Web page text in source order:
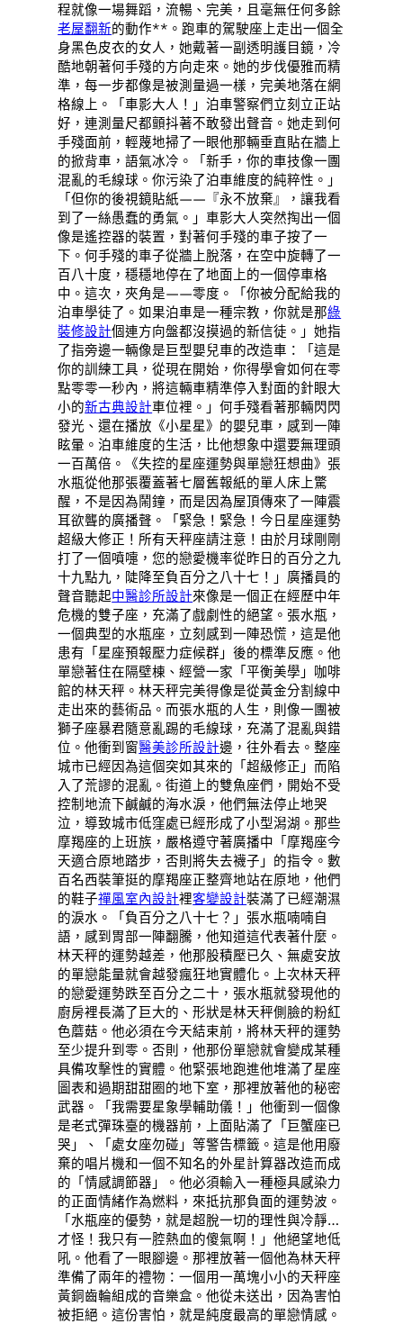
程就像一場舞蹈，流暢、完美，且毫無任何多餘
老屋翻新的動作**。跑車的駕駛座上走出一個全
身黑色皮衣的女人，她戴著一副透明護目鏡，冷
酷地朝著何手殘的方向走來。她的步伐優雅而精
準，每一步都像是被測量過一樣，完美地落在網
格線上。「車影大人！」泊車警察們立刻立正站
好，連測量尺都顫抖著不敢發出聲音。她走到何
手殘面前，輕蔑地掃了一眼他那輛垂直貼在牆上
的掀背車，語氣冰冷。「新手，你的車技像一團
混亂的毛線球。你污染了泊車維度的純粹性。」
「但你的後視鏡貼紙——『永不放棄』，讓我看
到了一絲愚蠢的勇氣。」車影大人突然掏出一個
像是遙控器的裝置，對著何手殘的車子按了一
下。何手殘的車子從牆上脫落，在空中旋轉了一
百八十度，穩穩地停在了地面上的一個停車格
中。這次，夾角是——零度。「你被分配給我的
泊車學徒了。如果泊車是一種宗教，你就是那綠
裝修設計個連方向盤都沒摸過的新信徒。」她指
了指旁邊一輛像是巨型嬰兒車的改造車：「這是
你的訓練工具，從現在開始，你得學會如何在零
點零零一秒內，將這輛車精準停入對面的針眼大
小的新古典設計車位裡。」何手殘看著那輛閃閃
發光、還在播放《小星星》的嬰兒車，感到一陣
眩暈。泊車維度的生活，比他想象中還要無理頭
一百萬倍。《失控的星座運勢與單戀狂想曲》張
水瓶從他那張覆蓋著七層舊報紙的單人床上驚
醒，不是因為鬧鐘，而是因為屋頂傳來了一陣震
耳欲聾的廣播聲。「緊急！緊急！今日星座運勢
超級大修正！所有天秤座請注意！由於月球剛剛
打了一個噴嚏，您的戀愛機率從昨日的百分之九
十九點九，陡降至負百分之八十七！」廣播員的
聲音聽起中醫診所設計來像是一個正在經歷中年
危機的雙子座，充滿了戲劇性的絕望。張水瓶，
一個典型的水瓶座，立刻感到一陣恐慌，這是他
患有「星座預報壓力症候群」後的標準反應。他
單戀著住在隔壁棟、經營一家「平衡美學」咖啡
館的林天秤。林天秤完美得像是從黃金分割線中
走出來的藝術品。而張水瓶的人生，則像一團被
獅子座暴君隨意亂踢的毛線球，充滿了混亂與錯
位。他衝到窗醫美診所設計邊，往外看去。整座
城市已經因為這個突如其來的「超級修正」而陷
入了荒謬的混亂。街道上的雙魚座們，開始不受
控制地流下鹹鹹的海水淚，他們無法停止地哭
泣，導致城市低窪處已經形成了小型潟湖。那些
摩羯座的上班族，嚴格遵守著廣播中「摩羯座今
天適合原地踏步，否則將失去襪子」的指令。數
百名西裝筆挺的摩羯座正整齊地站在原地，他們
的鞋子禪風室內設計裡客變設計裝滿了已經潮濕
的淚水。「負百分之八十七？」張水瓶喃喃自
語，感到胃部一陣翻騰，他知道這代表著什麼。
林天秤的運勢越差，他那股積壓已久、無處安放
的單戀能量就會越發瘋狂地實體化。上次林天秤
的戀愛運勢跌至百分之二十，張水瓶就發現他的
廚房裡長滿了巨大的、形狀是林天秤側臉的粉紅
色蘑菇。他必須在今天結束前，將林天秤的運勢
至少提升到零。否則，他那份單戀就會變成某種
具備攻擊性的實體。他緊張地跑進他堆滿了星座
圖表和過期甜甜圈的地下室，那裡放著他的秘密
武器。「我需要星象學輔助儀！」他衝到一個像
是老式彈珠臺的機器前，上面貼滿了「巨蟹座已
哭」、「處女座勿碰」等警告標籤。這是他用廢
棄的唱片機和一個不知名的外星計算器改造而成
的「情感調節器」。他必須輸入一種極具感染力
的正面情緒作為燃料，來抵抗那負面的運勢波。
「水瓶座的優勢，就是超脫一切的理性與冷靜…
才怪！我只有一腔熱血的傻氣啊！」他絕望地低
吼。他看了一眼腳邊。那裡放著一個他為林天秤
準備了兩年的禮物：一個用一萬塊小小的天秤座
黃銅齒輪組成的音樂盒。他從未送出，因為害怕
被拒絕。這份害怕，就是純度最高的單戀情感。